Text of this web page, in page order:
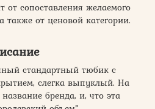
сопоставления желаемого
от ценовой категории.
стандартный тюбик с
слегка выпуклый. На
бренда, и, что эта